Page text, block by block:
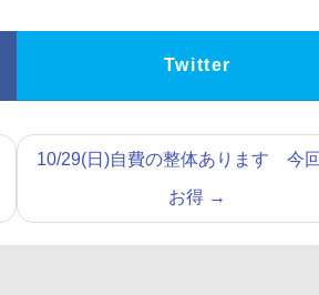
Twitter
10/29(日)自費の整体あります 今
お得 →